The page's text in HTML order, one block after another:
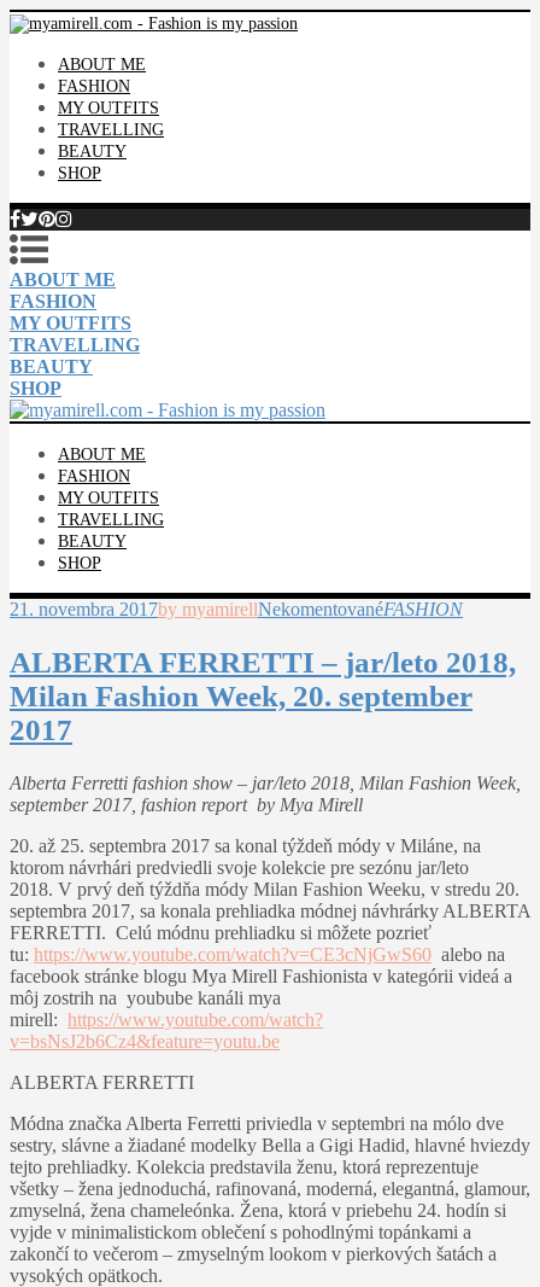
ABOUT ME
FASHION
MY OUTFITS
TRAVELLING
BEAUTY
SHOP
ABOUT ME
FASHION
MY OUTFITS
TRAVELLING
BEAUTY
SHOP
ABOUT ME
FASHION
MY OUTFITS
TRAVELLING
BEAUTY
SHOP
21. novembra 2017by myamirellNekomentovanéFASHION
ALBERTA FERRETTI – jar/leto 2018,
Milan Fashion Week, 20. september
2017
Alberta Ferretti fashion show – jar/leto 2018, Milan Fashion Week,
september 2017, fashion report by Mya Mirell
20. až 25. septembra 2017 sa konal týždeň módy v Miláne, na
ktorom návrhári predviedli svoje kolekcie pre sezónu jar/leto
2018. V prvý deň týždňa módy Milan Fashion Weeku, v stredu 20.
septembra 2017, sa konala prehliadka módnej návhrárky ALBERTA
FERRETTI. Celú módnu prehliadku si môžete pozrieť
tu: https://www.youtube.com/watch?v=CE3cNjGwS60 alebo na
facebook stránke blogu Mya Mirell Fashionista v kategórii videá a
môj zostrih na youbube kanáli mya
mirell: https://www.youtube.com/watch?
v=bsNsJ2b6Cz4&feature=youtu.be
ALBERTA FERRETTI
Módna značka Alberta Ferretti priviedla v septembri na mólo dve
sestry, slávne a žiadané modelky Bella a Gigi Hadid, hlavné hviezdy
tejto prehliadky. Kolekcia predstavila ženu, ktorá reprezentuje
všetky – žena jednoduchá, rafinovaná, moderná, elegantná, glamour,
zmyselná, žena chameleónka. Žena, ktorá v priebehu 24. hodín si
vyjde v minimalistickom oblečení s pohodlnými topánkami a
zakončí to večerom – zmyselným lookom v pierkových šatách a
vysokých opätkoch.